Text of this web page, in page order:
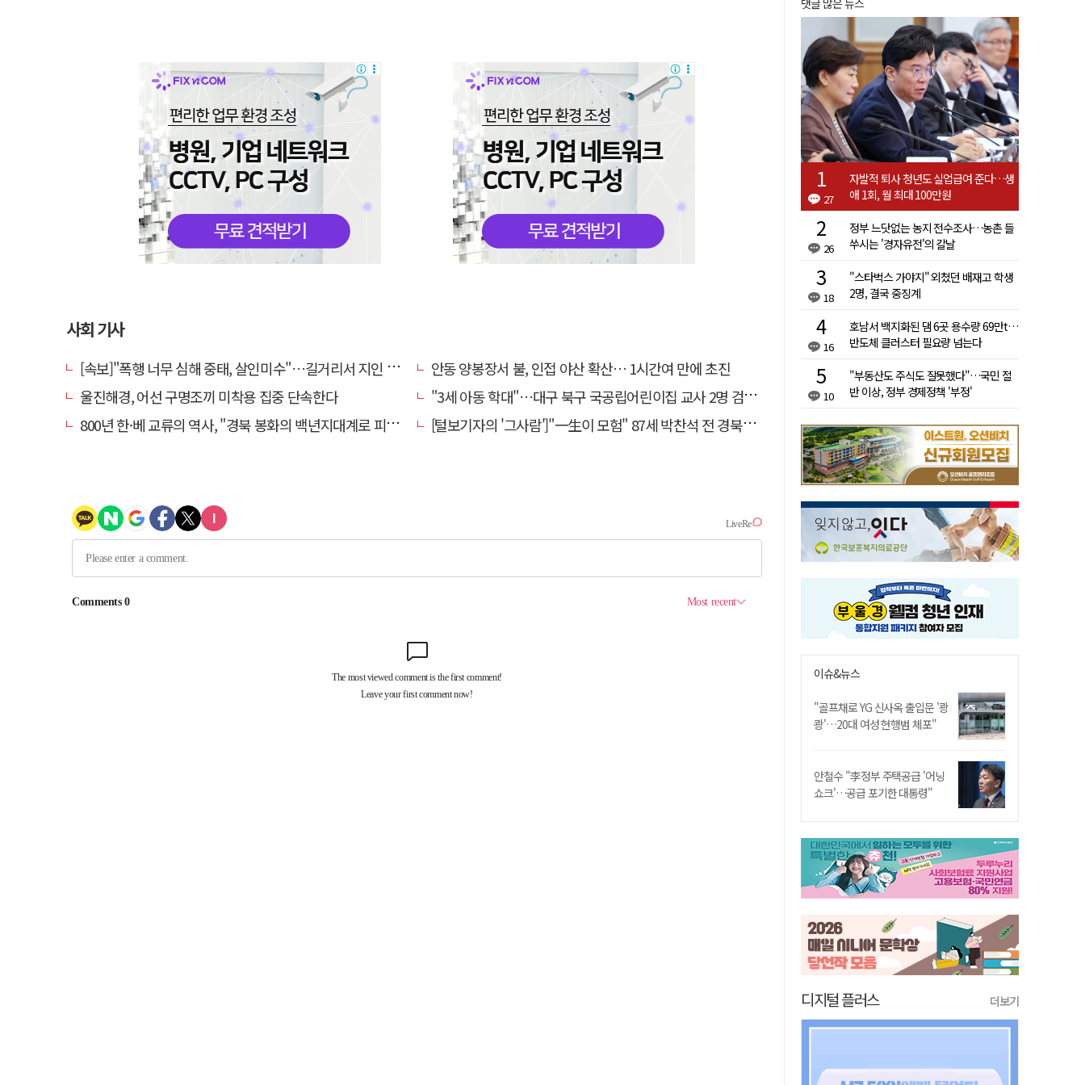
사회 기사
[속보]"폭행 너무 심해 중태, 살인미수"…길거리서 지인 수십회 때린 50대 '긴급체포'
안동 양봉장서 불, 인접 야산 확산… 1시간여 만에 초진
울진해경, 어선 구명조끼 미착용 집중 단속한다
"3세 아동 학대"…대구 북구 국공립어린이집 교사 2명 검찰 송치
800년 한·베 교류의 역사, "경북 봉화의 백년지대계로 피어난다"
[털보기자의 '그사람']"一生이 모험" 87세 박찬석 전 경북대 총장
댓글 많은 뉴스
27
자발적 퇴사 청년도 실업급여 준다…생
애 1회, 월 최대 100만원
26
정부 느닷없는 농지 전수조사…농촌 들
쑤시는 '경자유전'의 칼날
18
"스타벅스 가야지" 외쳤던 배재고 학생
2명, 결국 중징계
16
호남서 백지화된 댐 6곳 용수량 69만t…
반도체 클러스터 필요량 넘는다
10
"부동산도 주식도 잘못했다"…국민 절
반 이상, 정부 경제정책 '부정'
이슈&뉴스
"골프채로 YG 신사옥 출입문 '쾅
쾅'…20대 여성 현행범 체포"
안철수 "李정부 주택공급 '어닝
쇼크'…공급 포기한 대통령"
디지털 플러스 더보기